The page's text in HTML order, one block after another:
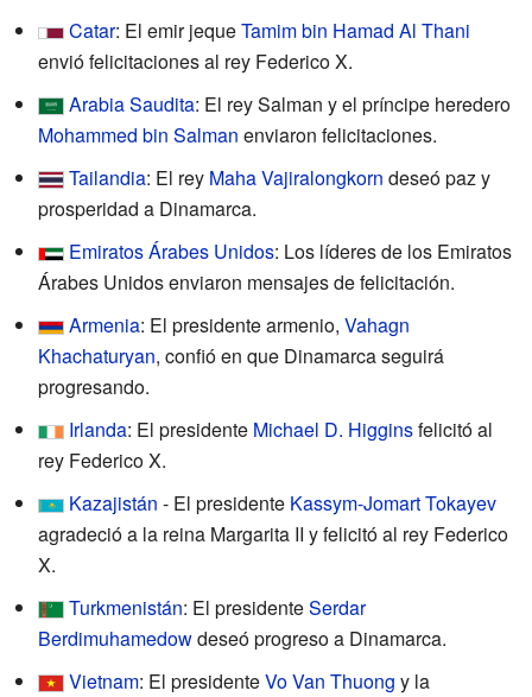
Catar: El emir jequeTamim bin Hamad Al Thani
envió felicitaciones al rey Federico X.
Arabia Saudita: El rey Salman y el príncipe heredero
Mohammed bin Salman enviaron felicitaciones.
Tailandia: El rey Maha Vajiralongkorn deseó paz y
prosperidad a Dinamarca.
Emiratos Árabes Unidos: Los líderes de los Emiratos
Árabes Unidos enviaron mensajes de felicitación.
Armenia: El presidente armenio, Vahagn
Khachaturyan, confió en que Dinamarca seguirá
progresando.
Irlanda: El presidente Michael D. Higginsfelicitó al
rey Federico X.
Kazajistán - El presidente Kassym-Jomart Tokayev
agradeció a la reina Margarita II y felicitó al rey Federico
X.
Turkmenistán: El presidenteSerdar
Berdimuhamedowdeseó progreso a Dinamarca.
Vietnam: El presidenteVo Van Thuong y la